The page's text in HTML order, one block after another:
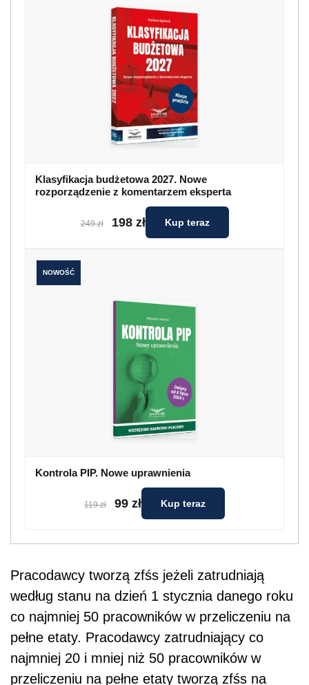
Klasyfikacja budżetowa 2027. Nowe
rozporządzenie z komentarzem eksperta
249 zł 198 zł Kup teraz
NOWOŚĆ
Kontrola PIP. Nowe uprawnienia
119 zł 99 zł Kup teraz
Pracodawcy tworzą zfśs jeżeli zatrudniają
według stanu na dzień 1 stycznia danego roku
co najmniej 50 pracowników w przeliczeniu na
pełne etaty. Pracodawcy zatrudniający co
najmniej 20 i mniej niż 50 pracowników w
przeliczeniu na pełne etaty tworzą zfśs na